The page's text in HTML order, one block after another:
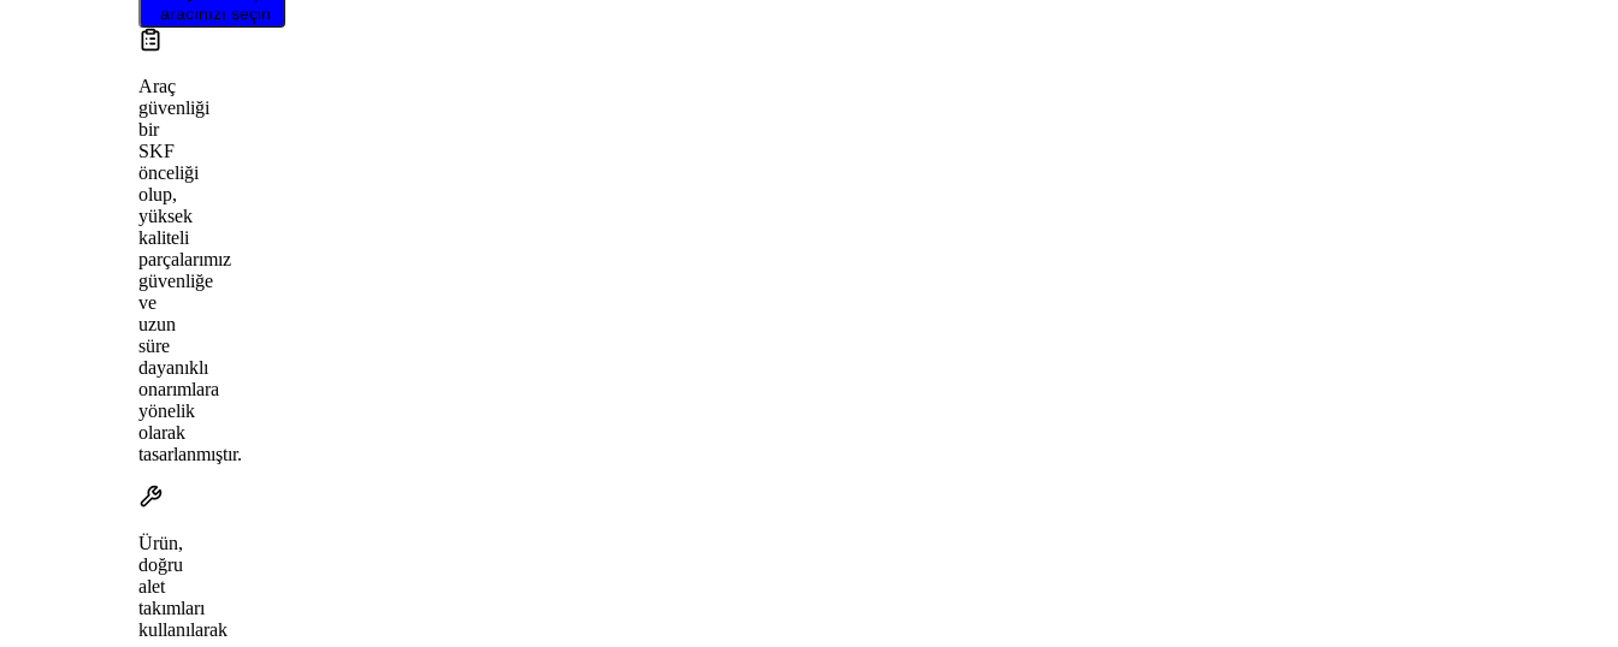
aracınızı seçin
Araç
güvenliği
bir
SKF
önceliği
olup,
yüksek
kaliteli
parçalarımız
güvenliğe
ve
uzun
süre
dayanıklı
onarımlara
yönelik
olarak
tasarlanmıştır.
Ürün,
doğru
alet
takımları
kullanılarak